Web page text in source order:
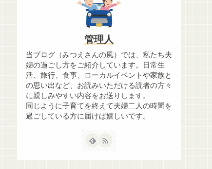
管理人
当ブログ（みつえさんの風）では、私たち夫
婦の過ごし方をご紹介しています。日常生
活、旅行、食事、ローカルイベントや家族と
の思い出など、お読みいただける読者の方々
に親しみやすい内容をお送りします。
同じように子育てを終えて夫婦二人の時間を
過ごしている方に届けば嬉しいです。